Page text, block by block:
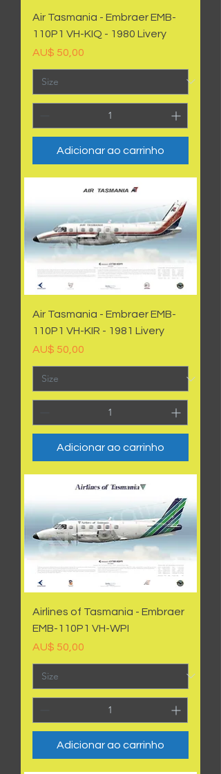
Air Tasmania - Embraer EMB-
110P1 VH-KIQ - 1980 Livery
Preço
AU$ 50,00
Adicionar ao carrinho
Air Tasmania - Embraer EMB-
110P1 VH-KIR - 1981 Livery
Preço
AU$ 50,00
Adicionar ao carrinho
Airlines of Tasmania - Embraer
EMB-110P1 VH-WPI
Preço
AU$ 50,00
Adicionar ao carrinho